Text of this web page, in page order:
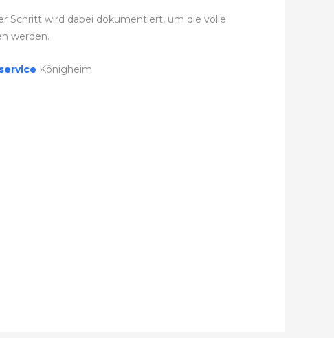
Schritt wird dabei dokumentiert, um die volle
werden.
Königheim